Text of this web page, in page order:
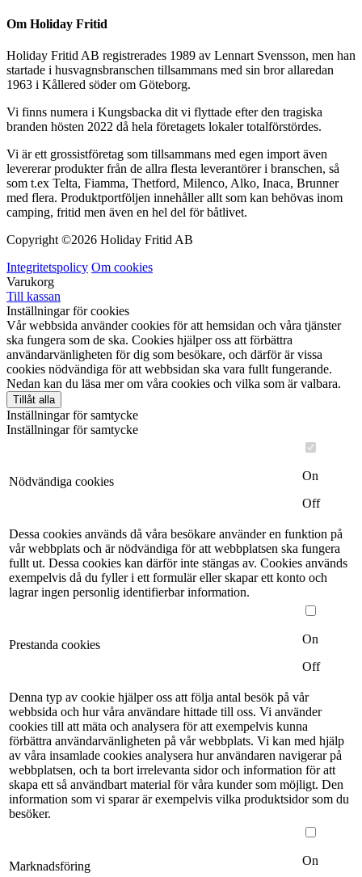
Om Holiday Fritid
Holiday Fritid AB registrerades 1989 av Lennart Svensson, men han
startade i husvagnsbranschen tillsammans med sin bror allaredan
1963 i Kållered söder om Göteborg.
Vi finns numera i Kungsbacka dit vi flyttade efter den tragiska
branden hösten 2022 då hela företagets lokaler totalförstördes.
Vi är ett grossistföretag som tillsammans med egen import även
levererar produkter från de allra flesta leverantörer i branschen, så
som t.ex Telta, Fiamma, Thetford, Milenco, Alko, Inaca, Brunner
med flera. Produktportföljen innehåller allt som kan behövas inom
camping, fritid men även en hel del för båtlivet.
Copyright ©2026 Holiday Fritid AB
Integritetspolicy Om cookies
Varukorg
Till kassan
Inställningar för cookies
Vår webbsida använder cookies för att hemsidan och våra tjänster
ska fungera som de ska. Cookies hjälper oss att förbättra
användarvänligheten för dig som besökare, och därför är vissa
cookies nödvändiga för att webbsidan ska vara fullt fungerande.
Nedan kan du läsa mer om våra cookies och vilka som är valbara.
Tillåt alla
Inställningar för samtycke
Inställningar för samtycke
Nödvändiga cookies
On
Off
Dessa cookies används då våra besökare använder en funktion på
vår webbplats och är nödvändiga för att webbplatsen ska fungera
fullt ut. Dessa cookies kan därför inte stängas av. Cookies används
exempelvis då du fyller i ett formulär eller skapar ett konto och
lagrar ingen personlig identifierbar information.
Prestanda cookies
On
Off
Denna typ av cookie hjälper oss att följa antal besök på vår
webbsida och hur våra användare hittade till oss. Vi använder
cookies till att mäta och analysera för att exempelvis kunna
förbättra användarvänligheten på vår webbplats. Vi kan med hjälp
av våra insamlade cookies analysera hur användaren navigerar på
webbplatsen, och ta bort irrelevanta sidor och information för att
skapa ett så användbart material för våra kunder som möjligt. Den
information som vi sparar är exempelvis vilka produktsidor som du
besöker.
Marknadsföring On